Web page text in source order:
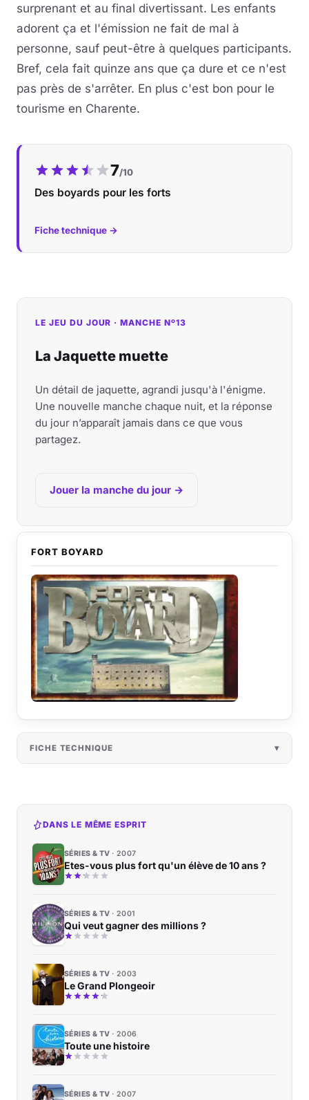
surprenant et au final divertissant. Les enfants
adorent ça et l'émission ne fait de mal à
personne, sauf peut-être à quelques participants.
Bref, cela fait quinze ans que ça dure et ce n'est
pas près de s'arrêter. En plus c'est bon pour le
tourisme en Charente.
Notre note :
7/10
Des boyards pour les forts
Fiche technique →
LE JEU DU JOUR · MANCHE Nº13
La Jaquette muette
Un détail de jaquette, agrandi jusqu'à l'énigme.
Une nouvelle manche chaque nuit, et la réponse
du jour n’apparaît jamais dans ce que vous
partagez.
Jouer la manche du jour →
FORT BOYARD
FICHE TECHNIQUE
DANS LE MÊME ESPRIT
SÉRIES & TV 2007
Etes-vous plus fort qu'un élève de 10 ans ?
SÉRIES & TV 2001
Qui veut gagner des millions ?
SÉRIES & TV 2003
Le Grand Plongeoir
SÉRIES & TV 2006
Toute une histoire
SÉRIES & TV 2007